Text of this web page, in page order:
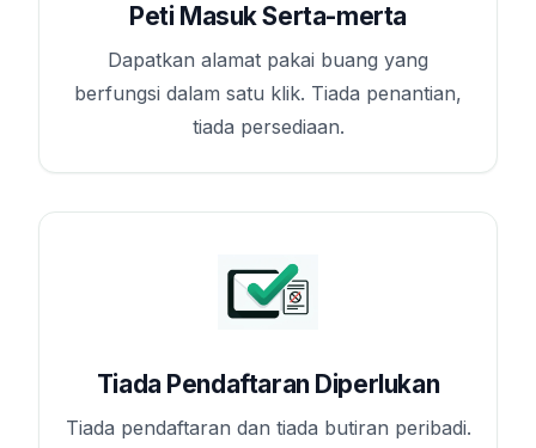
Peti Masuk Serta-merta
Dapatkan alamat pakai buang yang
berfungsi dalam satu klik. Tiada penantian,
tiada persediaan.
Tiada Pendaftaran Diperlukan
Tiada pendaftaran dan tiada butiran peribadi.